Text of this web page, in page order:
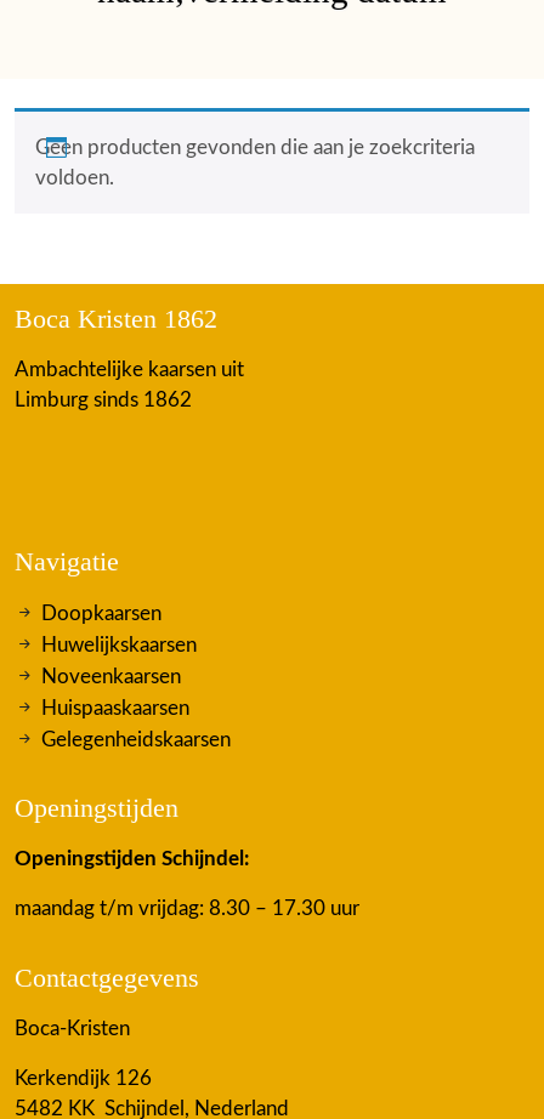
Geen producten gevonden die aan je zoekcriteria
voldoen.
Boca Kristen 1862
Ambachtelijke kaarsen uit
Limburg sinds 1862
Navigatie
Doopkaarsen
Huwelijkskaarsen
Noveenkaarsen
Huispaaskaarsen
Gelegenheidskaarsen
Openingstijden
Openingstijden Schijndel:
maandag t/m vrijdag: 8.30 – 17.30 uur
Contactgegevens
Boca-Kristen
Kerkendijk 126
5482 KK Schijndel, Nederland